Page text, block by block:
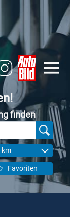
finden
km
Favoriten